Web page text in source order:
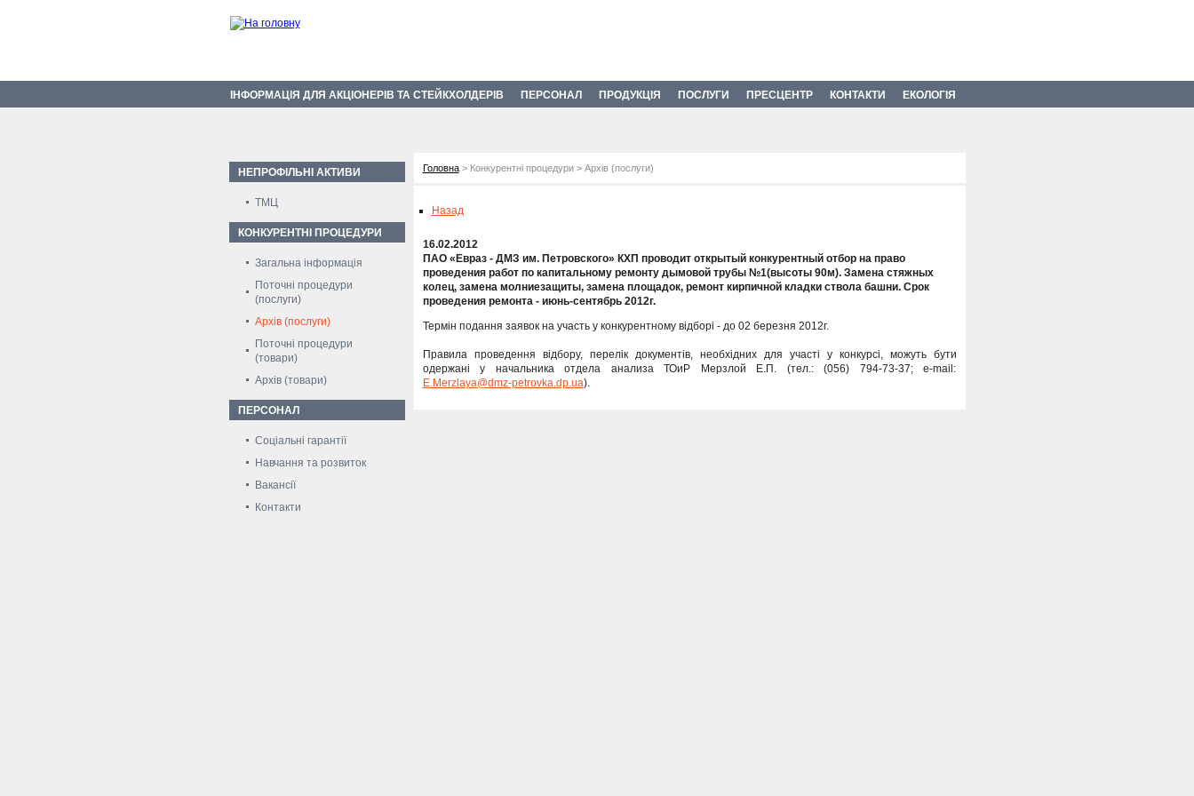
ІНФОРМАЦІЯ ДЛЯ АКЦІОНЕРІВ ТА СТЕЙКХОЛДЕРІВ ПЕРСОНАЛ ПРОДУКЦІЯ ПОСЛУГИ ПРЕСЦЕНТР КОНТАКТИ ЕКОЛОГІЯ
НЕПРОФІЛЬНІ АКТИВИ
ТМЦ
КОНКУРЕНТНІ ПРОЦЕДУРИ
Загальна інформація
Поточні процедури
(послуги)
Архів (послуги)
Поточні процедури
(товари)
Архів (товари)
ПЕРСОНАЛ
Соціальні гарантії
Навчання та розвиток
Вакансії
Контакти
Головна> Конкурентні процедури > Архів (послуги)
Назад
16.02.2012
ПАО «Евраз - ДМЗ им. Петровского» КХП проводит открытый конкурентный отбор на право
проведения работ по капитальному ремонту дымовой трубы №1(высоты 90м). Замена стяжных
колец, замена молниезащиты, замена площадок, ремонт кирпичной кладки ствола башни. Срок
проведения ремонта - июнь-сентябрь 2012г.
Термін подання заявок на участь у конкурентному відборі - до 02 березня 2012г.
Правила проведення відбору, перелік документів, необхідних для участі у конкурсі, можуть бути
одержані у начальника отдела анализа ТОиР Мерзлой Е.П. (тел.: (056) 794-73-37; e-mail:
E.Merzlaya@dmz-petrovka.dp.ua).